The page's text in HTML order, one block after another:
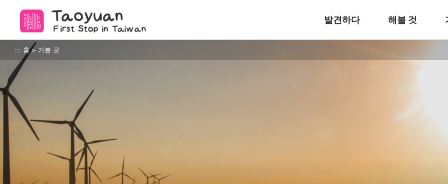
이
타오위안의 아름다움
발견하다 해볼 것
::: 홈 > 가볼 곳